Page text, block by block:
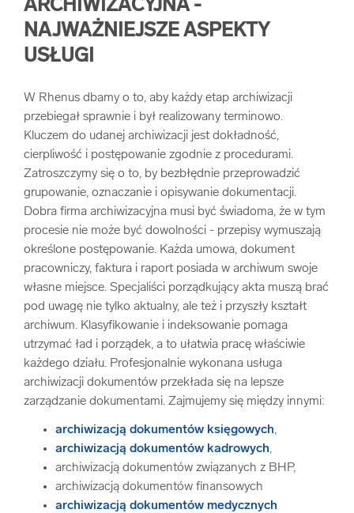
ARCHIWIZACYJNA -
NAJWAŻNIEJSZE ASPEKTY
USŁUGI
W Rhenus dbamy o to, aby każdy etap archiwizacji
przebiegał sprawnie i był realizowany terminowo.
Kluczem do udanej archiwizacji jest dokładność,
cierpliwość i postępowanie zgodnie z procedurami.
Zatroszczymy się o to, by bezbłędnie przeprowadzić
grupowanie, oznaczanie i opisywanie dokumentacji.
Dobra firma archiwizacyjna musi być świadoma, że w tym
procesie nie może być dowolności - przepisy wymuszają
określone postępowanie. Każda umowa, dokument
pracowniczy, faktura i raport posiada w archiwum swoje
własne miejsce. Specjaliści porządkujący akta muszą brać
pod uwagę nie tylko aktualny, ale też i przyszły kształt
archiwum. Klasyfikowanie i indeksowanie pomaga
utrzymać ład i porządek, a to ułatwia pracę właściwie
każdego działu. Profesjonalnie wykonana usługa
archiwizacji dokumentów przekłada się na lepsze
zarządzanie dokumentami. Zajmujemy się między innymi:
archiwizacją dokumentów księgowych,
archiwizacją dokumentów kadrowych,
archiwizacją dokumentów związanych z BHP,
archiwizacją dokumentów finansowych
archiwizacją dokumentów medycznych